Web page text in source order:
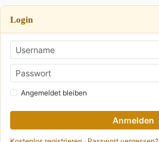
Login
Angemeldet bleiben
Anmelden